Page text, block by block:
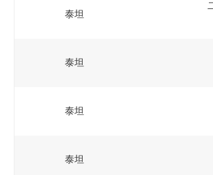
泰坦
泰坦
泰坦
泰坦